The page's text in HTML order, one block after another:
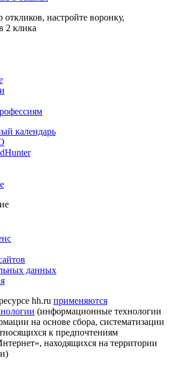
откликов, настройте воронку,
2 клика
календарь
данных
hh.ru применяются
(информационные технологии
на основе сбора, систематизации
к предпочтениям
находящихся на территории